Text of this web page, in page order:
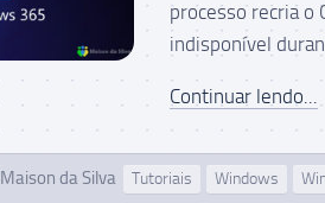
Canal
Canary
processo recria o
indisponível
Continuar lendo...
Maison da Silva Tutoriais Windows